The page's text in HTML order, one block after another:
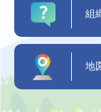
組
地